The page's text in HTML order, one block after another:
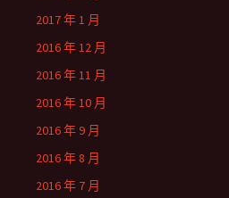
2017 年 1 月
2016 年 12 月
2016 年 11 月
2016 年 10 月
2016 年 9 月
2016 年 8 月
2016 年 7 月